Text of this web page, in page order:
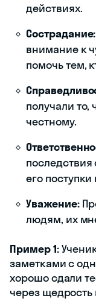
действиях.
Сострадание:
внимание к
помочь тем,
получали то,
честному.
последствия
его
Уважение:
людям, их
Пример 1:
заметками с
хорошо сдали
через